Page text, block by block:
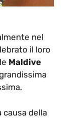
nel
il loro
Maldive
causa della